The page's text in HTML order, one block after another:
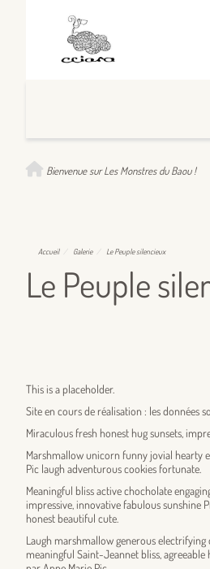
Bienvenue sur Les Monstres du Baou !
Accueil Galerie Le Peuple silencieux
Le Peuple
This is a placeholder.
Site en cours de réalisation : les données
Miraculous fresh honest hug sunsets,
Marshmallow unicorn funny jovial hearty
Pic laugh adventurous cookies fortunate.
Meaningful bliss active chocholate
impressive, innovative fabulous sunshine
honest beautiful cute.
Laugh marshmallow generous
meaningful Saint-Jeannet bliss,